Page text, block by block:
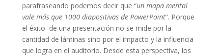
parafraseando podemos decir que “un mapa mental
vale más que 1000 diapositivas de PowerPoint”. Porque
el éxito de una presentación no se mide por la
cantidad de láminas sino por el impacto y la influencia
que logra en el auditorio. Desde esta perspectiva, los